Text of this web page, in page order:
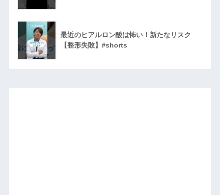
最近のヒアルロン酸は怖い！新たなリスク
【整形失敗】#shorts